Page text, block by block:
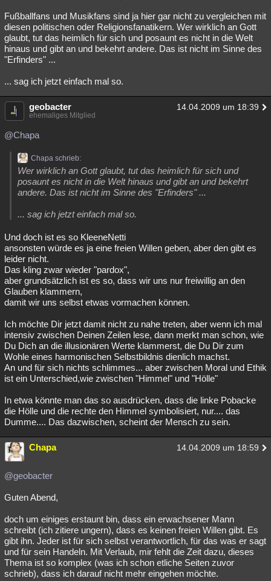
Fußballfans und Musikfans sind ja hier gar nicht zu vergleichen mit
diesen politischen oder Religionsfanatikern. Wer wirklich an Gott
glaubt, tut das heimlich für sich und posaunt es nicht in die Welt
hinaus und gibt an und bekehrt andere. Das ist nicht im Sinne des
"Erfinders" ...
... sag ich jetzt einfach mal so.
geobacter 14.04.2009 um 18:39
ehemaliges Mitglied
@Chapa
Chapa schrieb:
Wer wirklich an Gott glaubt, tut das heimlich für sich und
posaunt es nicht in die Welt hinaus und gibt an und bekehrt
andere. Das ist nicht im Sinne des "Erfinders" ...
... sag ich jetzt einfach mal so.
Und doch ist es so KleeneNetti
ansonsten würde es ja eine freien Willen geben, aber den gibt es
leider nicht.
Das kling zwar wieder "pardox",
aber grundsätzlich ist es so, dass wir uns nur freiwillig an den
Glauben klammern,
damit wir uns selbst etwas vormachen können.
Ich möchte Dir jetzt damit nicht zu nahe treten, aber wenn ich mal
intensiv zwischen Deinen Zeilen lese, dann merkt man schon, wie
Du Dich an die illusionären Werte klammerst, die Du Dir zum
Wohle eines harmonischen Selbstbildnis dienlich machst.
An und für sich nichts schlimmes... aber zwischen Moral und Ethik
ist ein Unterschied,wie zwischen "Himmel" und "Hölle"
In etwa könnte man das so ausdrücken, dass die linke Pobacke
die Hölle und die rechte den Himmel symbolisiert, nur.... das
Dumme.... Das dazwischen, scheint der Mensch zu sein.
Chapa 14.04.2009 um 18:59
@geobacter
Guten Abend,
doch um einiges erstaunt bin, dass ein erwachsener Mann
schreibt (ich zitiere ungern), dass es keinen freien Willen gibt. Es
gibt ihn. Jeder ist für sich selbst verantwortlich, für das was er sagt
und für sein Handeln. Mit Verlaub, mir fehlt die Zeit dazu, dieses
Thema ist so komplex (was ich schon etliche Seiten zuvor
schrieb), dass ich darauf nicht mehr eingehen möchte.